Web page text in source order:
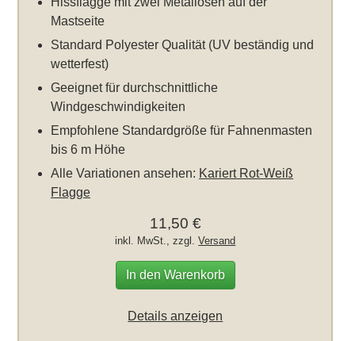
Mastseite
Standard Polyester Qualität (UV beständig und
wetterfest)
Geeignet für durchschnittliche
Windgeschwindigkeiten
Empfohlene Standardgröße für Fahnenmasten
bis 6 m Höhe
Alle Variationen ansehen: Kariert Rot-Weiß
Flagge
11,50 €
inkl. MwSt., zzgl.Versand
In den Warenkorb
Details anzeigen